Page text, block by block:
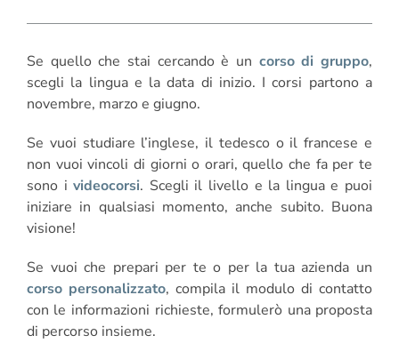
Se quello che stai cercando è un corso di gruppo,
scegli la lingua e la data di inizio. I corsi partono a
novembre, marzo e giugno.
Se vuoi studiare l’inglese, il tedesco o il francese e
non vuoi vincoli di giorni o orari, quello che fa per te
sono ivideocorsi. Scegli il livello e la lingua e puoi
iniziare in qualsiasi momento, anche subito. Buona
visione!
Se vuoi che prepari per te o per la tua azienda un
corso personalizzato, compila il modulo di contatto
con le informazioni richieste, formulerò una proposta
di percorso insieme.